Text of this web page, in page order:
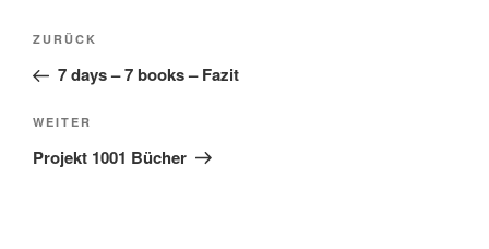
Beitragsnavigation
Vorheriger
Beitrag
ZURÜCK
7 days – 7 books – Fazit
Nächster
Beitrag
WEITER
Projekt 1001 Bücher